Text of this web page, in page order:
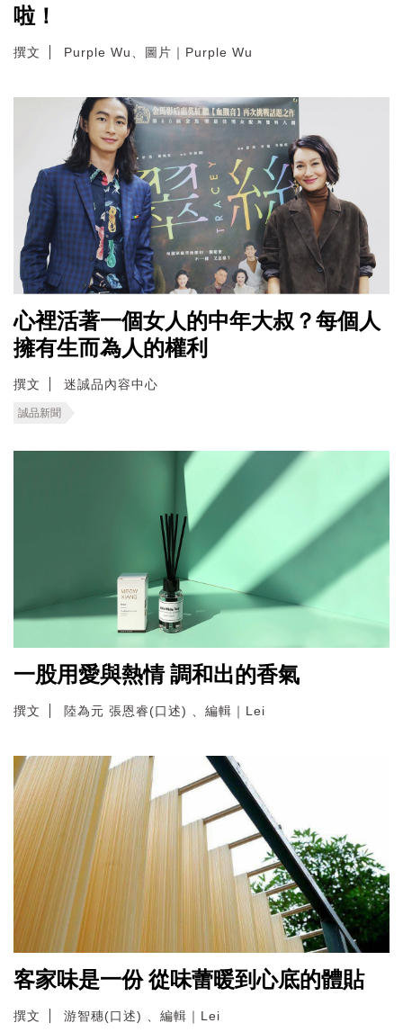
啦！
撰文 Purple Wu、圖片｜Purple Wu
心裡活著一個女人的中年大叔？每個人
擁有生而為人的權利
撰文 迷誠品內容中心
誠品新聞
一股用愛與熱情 調和出的香氣
撰文 陸為元 張恩睿(口述) 、編輯｜Lei
客家味是一份 從味蕾暖到心底的體貼
撰文 游智穗(口述) 、編輯｜Lei